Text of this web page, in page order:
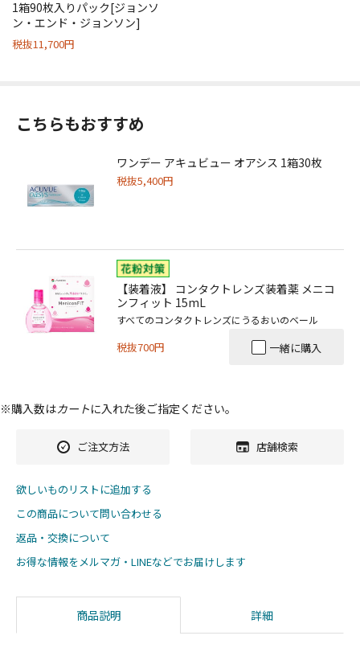
1箱90枚入りパック[ジョンソ
ン・エンド・ジョンソン]
税抜11,700円
こちらもおすすめ
ワンデー アキュビュー オアシス 1箱30枚
税抜5,400円
【装着液】 コンタクトレンズ装着薬 メニコ
ンフィット 15mL
すべてのコンタクトレンズにうるおいのベール
税抜700円 一緒に購入
※購入数はカートに入れた後ご指定ください。
ご注文方法 店舗検索
欲しいものリストに追加する
この商品について問い合わせる
返品・交換について
お得な情報をメルマガ・LINEなどでお届けします
商品説明 詳細